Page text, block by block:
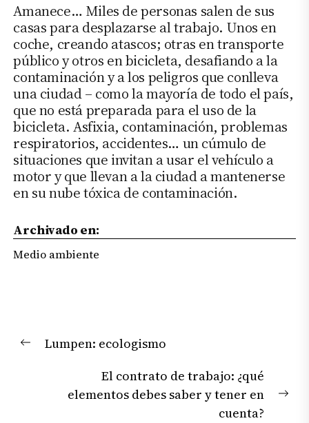
Amanece… Miles de personas salen de sus
casas para desplazarse al trabajo. Unos en
coche, creando atascos; otras en transporte
público y otros en bicicleta, desafiando a la
contaminación y a los peligros que conlleva
una ciudad – como la mayoría de todo el país,
que no está preparada para el uso de la
bicicleta. Asfixia, contaminación, problemas
respiratorios, accidentes… un cúmulo de
situaciones que invitan a usar el vehículo a
motor y que llevan a la ciudad a mantenerse
en su nube tóxica de contaminación.
Archivado en:
Medio ambiente
dePrevious
Lumpen: ecologismo
El contrato de trabajo: ¿qué
elementos debes saber y tener en
cuenta?